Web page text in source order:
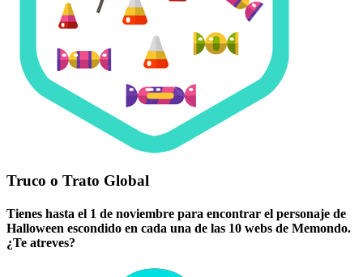
Truco o Trato Global
Tienes hasta el 1 de noviembre para encontrar el personaje de
Halloween escondido en cada una de las 10 webs de Memondo.
¿Te atreves?